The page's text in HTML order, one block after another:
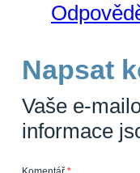
Napsat
Vaše e-
informace